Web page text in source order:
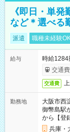
《即日・単
など＊選べる
派遣 職種未経験
給与
時給1284
交通
交通費
勤務地
大阪市西
御幣島駅
から【登
兵庫・